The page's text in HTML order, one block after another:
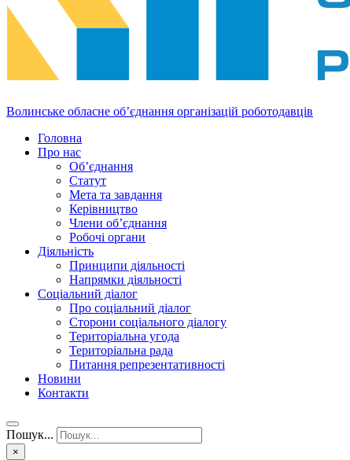
Волинське обласне об’єднання організацій роботодавців
Головна
Про нас
Об’єднання
Статут
Мета та завдання
Керівництво
Члени об’єднання
Робочі органи
Діяльність
Принципи діяльності
Напрямки діяльності
Соціальний діалог
Про соціальний діалог
Сторони соціального діалогу
Територіальна угода
Територіальна рада
Питання репрезентативності
Новини
Контакти
Пошук...
×